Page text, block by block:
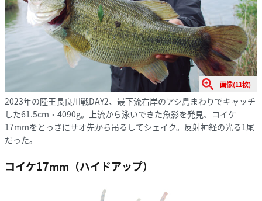
画像(11枚)
2023年の陸王長良川戦DAY2、最下流右岸のアシ島まわりでキャッチ
した61.5cm・4090g。上流から泳いできた魚影を発見、コイケ
17mmをとっさにサオ先から吊るしてシェイク。反射神経の光る1尾
だった。
コイケ17mm（ハイドアップ）